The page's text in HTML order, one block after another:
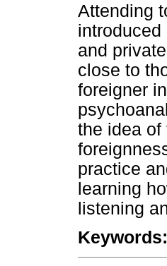
Attending
and
close to
foreigner
the idea of
practice
learning
listening
Keywords: